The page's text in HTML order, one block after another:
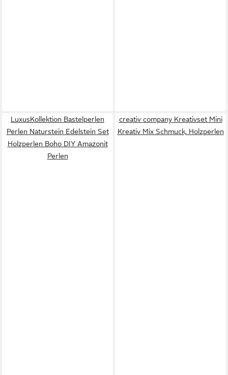
LuxusKollektion Bastelperlen
Perlen Naturstein Edelstein Set
Holzperlen Boho DIY Amazonit
Perlen
creativ company Kreativset Mini
Kreativ Mix Schmuck, Holzperlen